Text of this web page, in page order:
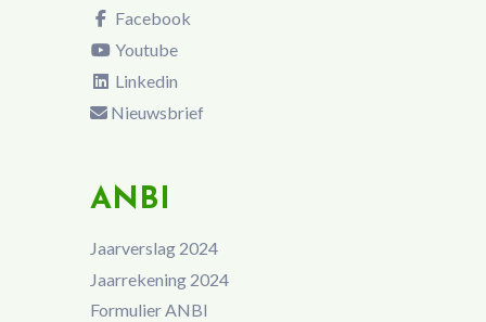
Facebook
Youtube
Linkedin
Nieuwsbrief
ANBI
Jaarverslag 2024
Jaarrekening 2024
Formulier ANBI